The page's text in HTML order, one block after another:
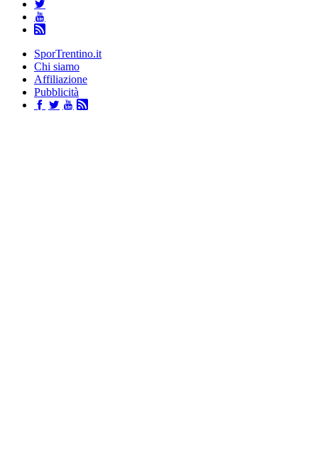
SporTrentino.it
Chi siamo
Affiliazione
Pubblicità